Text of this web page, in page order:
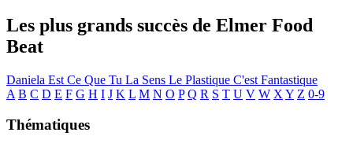
Les plus grands succès de Elmer Food
Beat
Daniela Est Ce Que Tu La Sens Le Plastique C'est Fantastique
A B C D E F G H I J K L M N O P Q R S T U V W X Y Z 0-9
Thématiques